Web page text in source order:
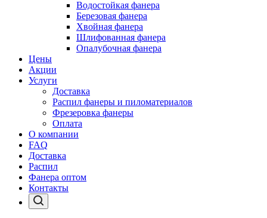
Водостойкая фанера
Березовая фанера
Хвойная фанера
Шлифованная фанера
Опалубочная фанера
Цены
Акции
Услуги
Доставка
Распил фанеры и пиломатериалов
Фрезеровка фанеры
Оплата
О компании
FAQ
Доставка
Распил
Фанера оптом
Контакты